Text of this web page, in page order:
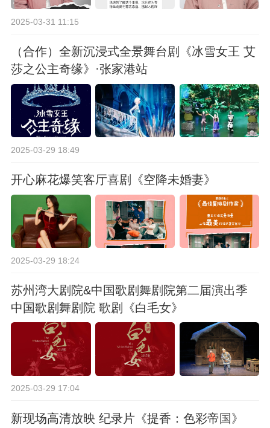
2025-03-31 11:15
（合作）全新沉浸式全景舞台剧《冰雪女王 艾
莎之公主奇缘》·张家港站
2025-03-29 18:49
开心麻花爆笑客厅喜剧《空降未婚妻》
2025-03-29 18:24
苏州湾大剧院&中国歌剧舞剧院第二届演出季
中国歌剧舞剧院 歌剧《白毛女》
2025-03-29 17:04
新现场高清放映 纪录片《提香：色彩帝国》